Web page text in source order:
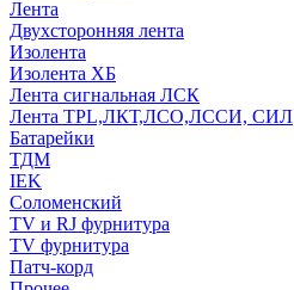
Лента
Двухсторонняя лента
Изолента
Изолента ХБ
Лента сигнальная ЛСК
Лента TPL,ЛКТ,ЛСО,ЛССИ, СИЛ
Батарейки
ТДМ
IEK
Соломенский
TV и RJ фурнитура
TV фурнитура
Патч-корд